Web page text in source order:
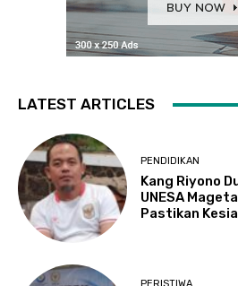
LATEST ARTICLES
PENDIDIKAN
Kang Riyono
UNESA
Pastikan